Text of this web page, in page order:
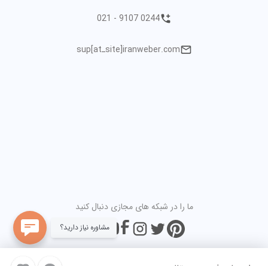
مشاوره نیاز دارید؟
021 - 9107 0244
sup[atـsite]iranweber.com
ما را در شبکه های مجازی دنبال کنید